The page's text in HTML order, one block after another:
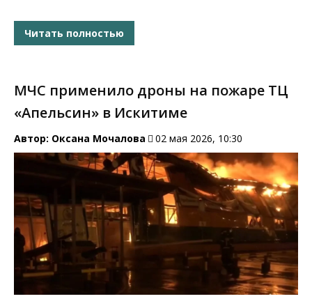
Читать полностью
МЧС применило дроны на пожаре ТЦ
«Апельсин» в Искитиме
Автор: Оксана Мочалова 02 мая 2026, 10:30